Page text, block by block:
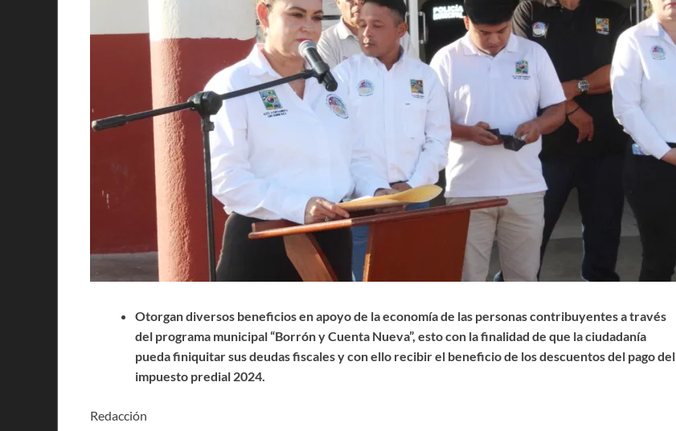
Otorgan diversos beneficios en apoyo de la economía de las personas contribuyentes a través
del programa municipal “Borrón y Cuenta Nueva”, esto con la finalidad de que la ciudadanía
pueda finiquitar sus deudas fiscales y con ello recibir el beneficio de los descuentos del pago del
impuesto predial 2024.
Redacción